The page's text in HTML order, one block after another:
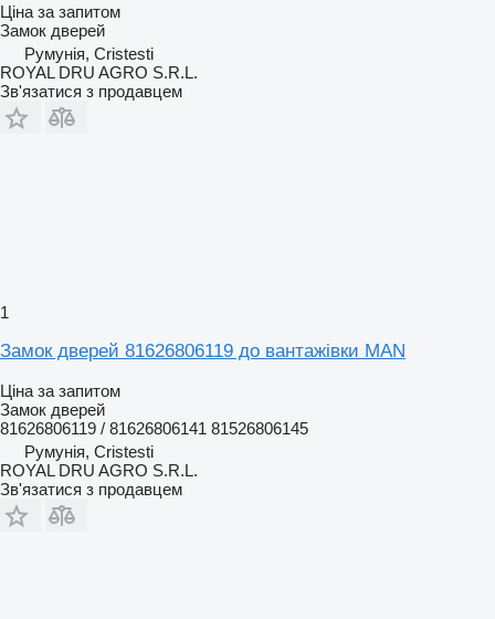
Ціна за запитом
Замок дверей
Румунія, Cristesti
ROYAL DRU AGRO S.R.L.
Зв'язатися з продавцем
1
Замок дверей 81626806119 до вантажівки MAN
Ціна за запитом
Замок дверей
81626806119 / 81626806141 81526806145
Румунія, Cristesti
ROYAL DRU AGRO S.R.L.
Зв'язатися з продавцем